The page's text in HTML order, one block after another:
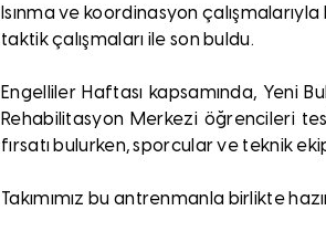
Isınma ve koordinasyon
taktik çalışmaları ile son buldu.
Engelliler Haftası kapsamında, Yeni
Rehabilitasyon Merkezi öğrencileri
fırsatı bulurken, sporcular ve teknik
Takımımız bu antrenmanla birlikte